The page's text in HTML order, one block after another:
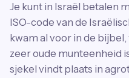
Je kunt in Israël betalen
ISO-code van de
kwam al voor in de
zeer oude munteenheid
sjekel vindt plaats in